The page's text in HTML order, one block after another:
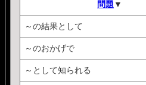
らは
しかし
「一つ
ことで
問題 ▼
～の結果として
～のおかげで
～として知られる